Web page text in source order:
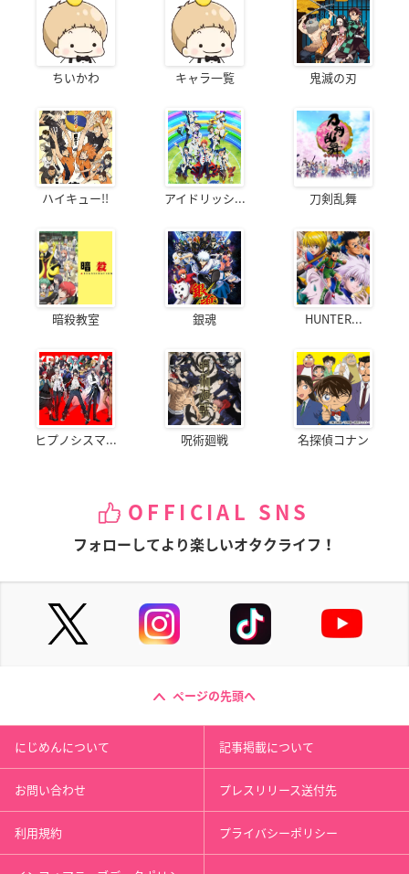
ちいかわ キャラ一覧 鬼滅の刃
ハイキュー!! アイドリッシ... 刀剣乱舞
暗殺教室 銀魂 HUNTER...
ヒプノシスマ... 呪術廻戦 名探偵コナン
OFFICIAL SNS
フォローしてより楽しいオタクライフ！
ページの先頭へ
にじめんについて 記事掲載について
お問い合わせ プレスリリース送付先
利用規約 プライバシーポリシー